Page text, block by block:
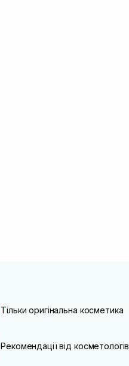
Тільки оригінальна косметика
Рекомендації від косметологів